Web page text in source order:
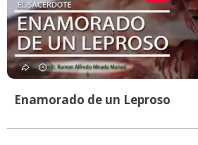
Enamorado de un Leproso